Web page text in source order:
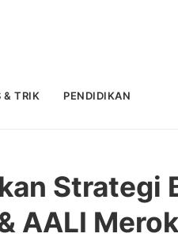
& TRIK PENDIDIKAN
Strategi
AALI